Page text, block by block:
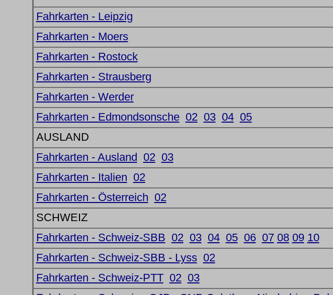
Fahrkarten - Leipzig
Fahrkarten - Moers
Fahrkarten - Rostock
Fahrkarten - Strausberg
Fahrkarten - Werder
Fahrkarten - Edmondsonsche 02 03 04 05
AUSLAND
Fahrkarten - Ausland 02 03
Fahrkarten - Italien 02
Fahrkarten - Österreich 02
SCHWEIZ
Fahrkarten - Schweiz-SBB 02 03 04 05 06 07 08 09 10
Fahrkarten - Schweiz-SBB - Lyss 02
Fahrkarten - Schweiz-PTT 02 03